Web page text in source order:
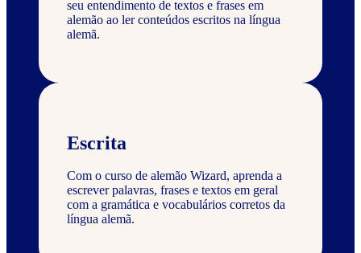
seu entendimento de textos e frases em
alemão ao ler conteúdos escritos na língua
alemã.
Escrita
Com o curso de alemão Wizard, aprenda a
escrever palavras, frases e textos em geral
com a gramática e vocabulários corretos da
língua alemã.